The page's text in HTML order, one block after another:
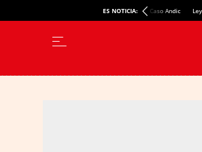
ES NOTICIA: Caso Andic